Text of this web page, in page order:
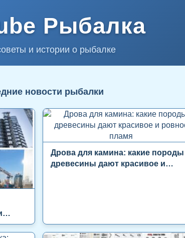
Рыбалка
и истории о рыбалке
новости рыбалки
Дрова для камина: какие породы
древесины дают красивое и